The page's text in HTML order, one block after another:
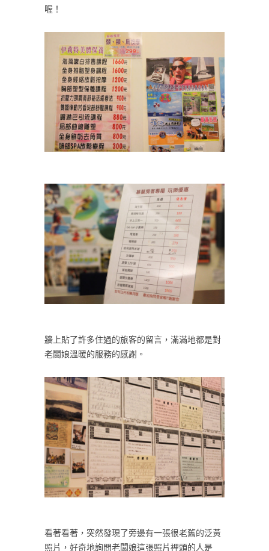
喔！
牆上貼了許多住過的旅客的留言，滿滿地都是對
老闆娘溫暖的服務的感謝。
看著看著，突然發現了旁邊有一張很老舊的泛黃
照片，好奇地詢問老闆娘這張照片裡頭的人是